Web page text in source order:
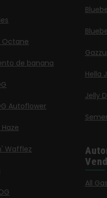
Octane
de banana
Autoflower
Wafflez
Hella
Jelly
All